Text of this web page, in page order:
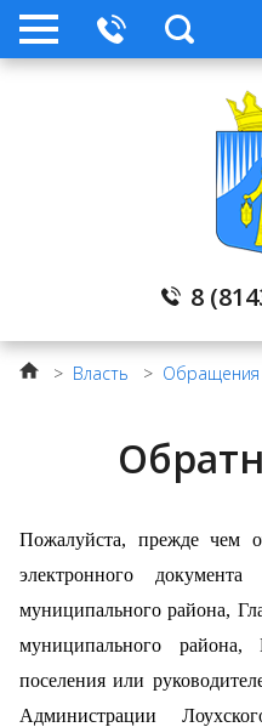
8
> Власть > Обращения
Пожалуйста, прежде чем
электронного
муниципального района,
муниципального района,
поселения или
Администрации